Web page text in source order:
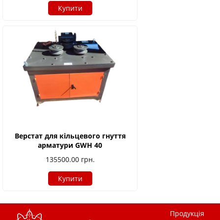
Купити
Верстат для кільцевого гнуття
арматури GWH 40
135500.00 грн.
Купити
Продукція